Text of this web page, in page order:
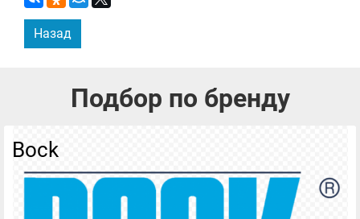
Назад
Подбор по бренду
Bock